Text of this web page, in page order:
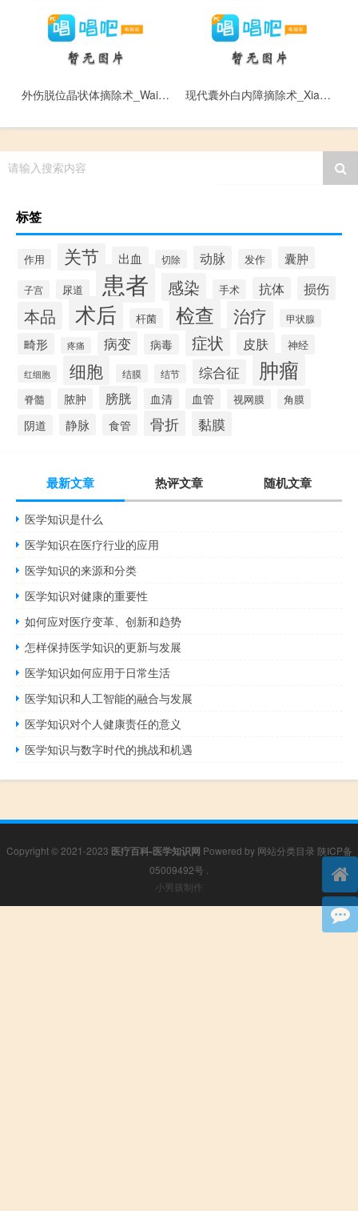
外伤脱位晶状体摘除术_Wai Shang Tuo Wei Jing Zhuang Ti Zhai Chu Shu 现代囊外白内障摘除术_Xian Dai Nang Wai Bai Nei Zhang Zhai Chu Shu
请输入搜索内容
标签
作用 关节 出血 切除 动脉 发作 囊肿
子宫 尿道 患者 感染 手术 抗体 损伤
本品 术后 杆菌 检查 治疗 甲状腺
畸形 疼痛 病变 病毒 症状 皮肤 神经
红细胞 细胞 结膜 结节 综合征 肿瘤
脊髓 脓肿 膀胱 血清 血管 视网膜 角膜
阴道 静脉 食管 骨折 黏膜
最新文章 热评文章 随机文章
医学知识是什么
医学知识在医疗行业的应用
医学知识的来源和分类
医学知识对健康的重要性
如何应对医疗变革、创新和趋势
怎样保持医学知识的更新与发展
医学知识如何应用于日常生活
医学知识和人工智能的融合与发展
医学知识对个人健康责任的意义
医学知识与数字时代的挑战和机遇
Copyright © 2021-2023 医疗百科-医学知识网 Powered by 网站分类目录 陕ICP备
05009492号
小男孩制作